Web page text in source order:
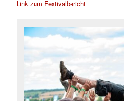
Link zum Festivalbericht